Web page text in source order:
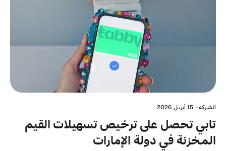
الشركة· 15 أبريل 2026
تابي تحصل على ترخيص تسهيلات القيم
المخزنة في دولة الإمارات